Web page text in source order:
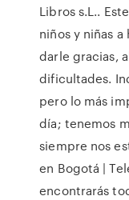
Libros s.L..
niños y niñas
darle gracias,
dificultades.
pero lo más
día; tenemos
siempre nos
en Bogotá |
encontrarás